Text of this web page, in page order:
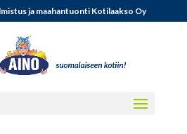
ja maahantuonti Kotilaakso Oy